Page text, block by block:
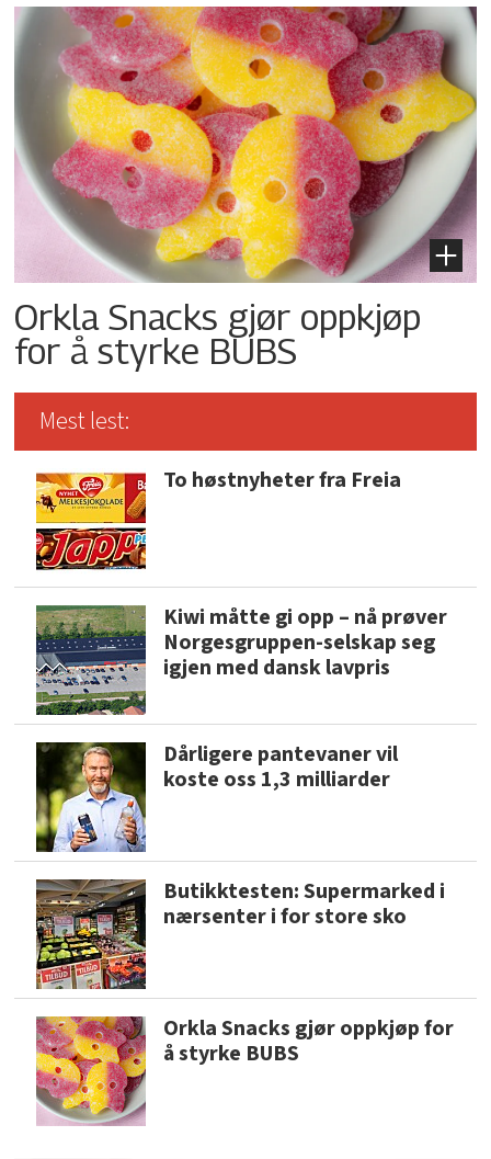
Orkla Snacks gjør oppkjøp
for å styrke BUBS
Mest lest:
To høstnyheter fra Freia
Kiwi måtte gi opp – nå prøver
Norgesgruppen-selskap seg
igjen med dansk lavpris
Dårligere pantevaner vil
koste oss 1,3 milliarder
Butikktesten: Supermarked i
nærsenter i for store sko
Orkla Snacks gjør oppkjøp for
å styrke BUBS